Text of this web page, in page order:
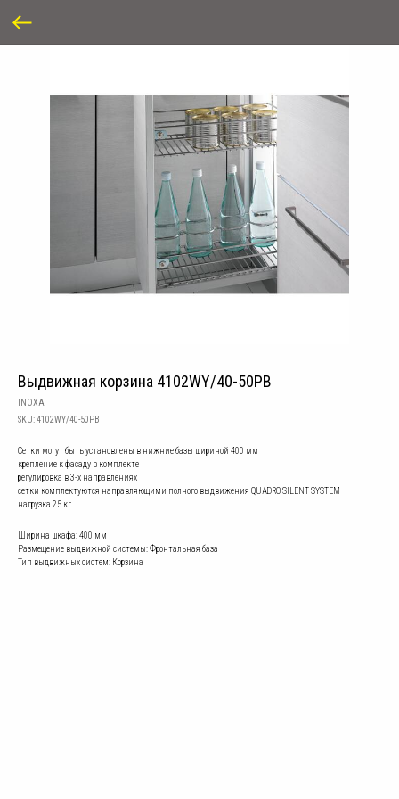
Выдвижная корзина 4102WY/40-50PB
INOXA
SKU:4102WY/40-50PB
Сетки могут быть установлены в нижние базы шириной 400 мм
крепление к фасаду в комплекте
регулировка в 3-х направлениях
сетки комплектуются направляющими полного выдвижения QUADRO SILENT SYSTEM
нагрузка 25 кг.
Ширина шкафа: 400 мм
Размещение выдвижной системы: Фронтальная база
Тип выдвижных систем: Корзина